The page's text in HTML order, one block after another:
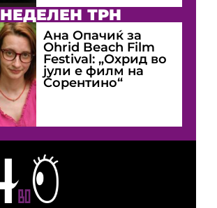
НЕДЕЛЕН ТРН
Ана Опачиќ за
Оhrid Beach Film
Festival: „Охрид во
јули е филм на
Сорентино“